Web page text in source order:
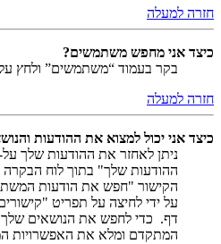
חזרה למעלה
כיצד אני מחפש משתמשים?
בקר בעמוד “משתמשים” ולחץ
חזרה למעלה
כיצד אני יכול למצוא את ההודעות
ניתן לאחזר את ההודעות שלך
ההודעות שלך" בתוך לוח
הקישור "חפש את הודעות
על ידי לחיצה על תפריט
דף. כדי לחפש את הנושאים
המתקדם ומלא את האפשרויות